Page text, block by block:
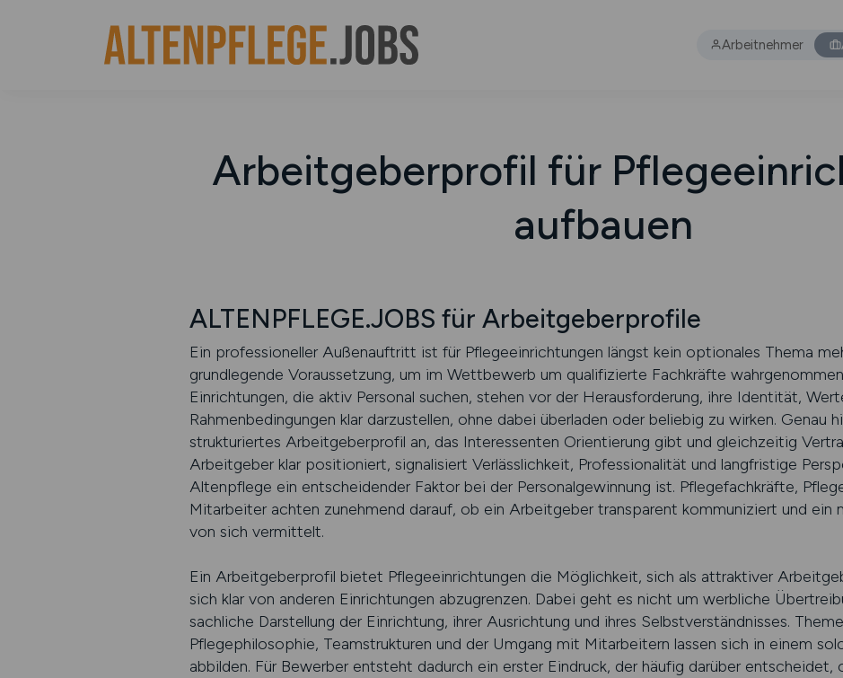
Arbeitnehmer
Arbeitgeberprofil für
aufbauen
ALTENPFLEGE.JOBS für Arbeitgeberprofile
Ein professioneller Außenauftritt ist für Pflegeeinrichtungen längst kein optionales Thema
grundlegende Voraussetzung, um im Wettbewerb um qualifizierte Fachkräfte
Einrichtungen, die aktiv Personal suchen, stehen vor der Herausforderung, ihre Identität,
Rahmenbedingungen klar darzustellen, ohne dabei überladen oder beliebig zu wirken. Genau
strukturiertes Arbeitgeberprofil an, das Interessenten Orientierung gibt und gleichzeitig
Arbeitgeber klar positioniert, signalisiert Verlässlichkeit, Professionalität und langfristige
Altenpflege ein entscheidender Faktor bei der Personalgewinnung ist. Pflegefachkräfte,
Mitarbeiter achten zunehmend darauf, ob ein Arbeitgeber transparent kommuniziert und ein
von sich vermittelt.
Ein Arbeitgeberprofil bietet Pflegeeinrichtungen die Möglichkeit, sich als attraktiver
sich klar von anderen Einrichtungen abzugrenzen. Dabei geht es nicht um werbliche
sachliche Darstellung der Einrichtung, ihrer Ausrichtung und ihres Selbstverständnisses.
Pflegephilosophie, Teamstrukturen und der Umgang mit Mitarbeitern lassen sich in einem
abbilden. Für Bewerber entsteht dadurch ein erster Eindruck, der häufig darüber entscheidet,